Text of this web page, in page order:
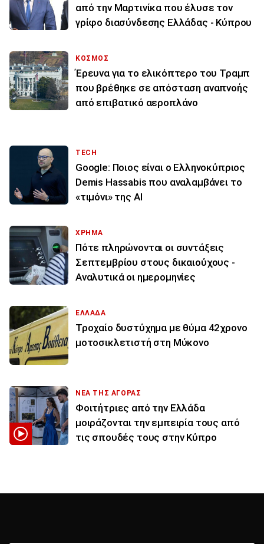
από την Μαρτινίκα που έλυσε τον
γρίφο διασύνδεσης Ελλάδας - Κύπρου
ΚΟΣΜΟΣ
Έρευνα για το ελικόπτερο του Τραμπ
που βρέθηκε σε απόσταση αναπνοής
από επιβατικό αεροπλάνο
TECH
Google: Ποιος είναι ο Ελληνοκύπριος
Demis Hassabis που αναλαμβάνει το
«τιμόνι» της ΑΙ
ΧΡΗΜΑ
Πότε πληρώνονται οι συντάξεις
Σεπτεμβρίου στους δικαιούχους -
Αναλυτικά οι ημερομηνίες
ΕΛΛΑΔΑ
Τροχαίο δυστύχημα με θύμα 42χρονο
μοτοσικλετιστή στη Μύκονο
ΝΕΑ ΤΗΣ ΑΓΟΡΑΣ
Φοιτήτριες από την Ελλάδα
μοιράζονται την εμπειρία τους από
τις σπουδές τους στην Κύπρο